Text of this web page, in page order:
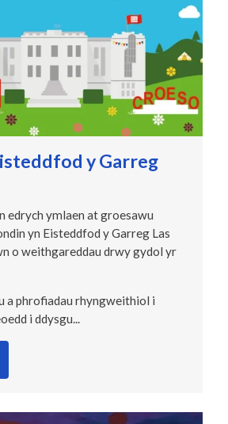
y Garreg
edrych ymlaen at groesawu
yn Eisteddfod y Garreg Las
o weithgareddau drwy gydol yr
a phrofiadau rhyngweithiol i
i ddysgu...